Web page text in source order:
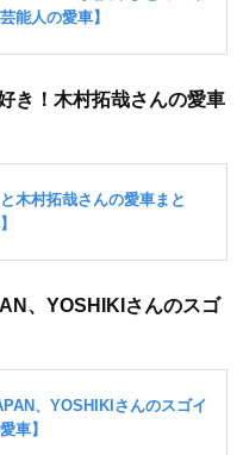
き！木村拓哉さんの愛車
、YOSHIKIさんのスゴ